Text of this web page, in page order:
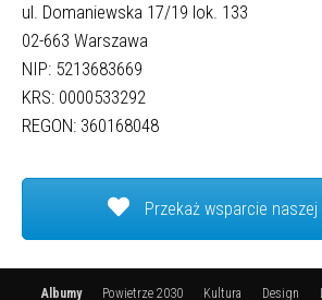
ul. Domaniewska 17/19 lok. 133
02-663 Warszawa
NIP: 5213683669
KRS: 0000533292
REGON: 360168048
Przekaż wsparcie naszej
Albumy Powietrze 2030 Kultura Design